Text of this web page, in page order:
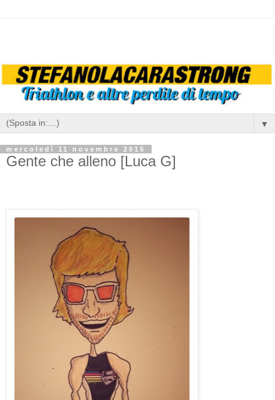
▼
mercoledì 11 novembre 2015
Gente che alleno [Luca G]